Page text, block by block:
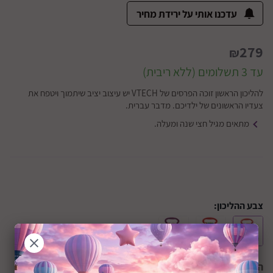
עדכנו אותי על ירידת מחיר
₪279
עד 3 תשלומים (ללא ריבית)
להליכון הראשון זוכה הפרסים של VTECH יש עיצוב יציב שיתמוך ויטפח את
צעדיו הראשונים של ילדיכם. מדבר עברית.
מתאים מגיל חצי שנה ומעלה.
צבע ההליכון:
הצבע הנבחר: כחול